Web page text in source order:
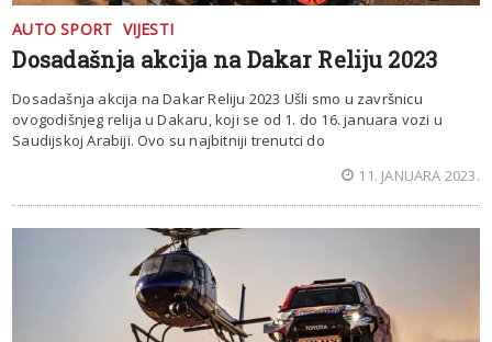
AUTO SPORT VIJESTI
Dosadašnja akcija na Dakar Reliju 2023
Dosadašnja akcija na Dakar Reliju 2023 Ušli smo u završnicu
ovogodišnjeg relija u Dakaru, koji se od 1. do 16. januara vozi u
Saudijskoj Arabiji. Ovo su najbitniji trenutci do
11. JANUARA 2023.